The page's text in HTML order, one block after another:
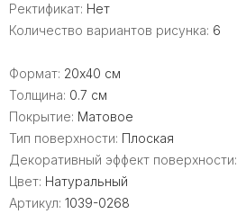
Ректификат: Нет
Количество вариантов рисунка: 6
Формат: 20x40 см
Толщина: 0.7 см
Покрытие: Матовое
Тип поверхности: Плоская
Декоративный эффект поверхности:
Цвет: Натуральный
Артикул: 1039-0268